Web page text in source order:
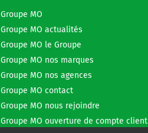
Groupe MO
Groupe MO actualités
Groupe MO le Groupe
Groupe MO nos marques
Groupe MO nos agences
Groupe MO contact
Groupe MO nous rejoindre
Groupe MO ouverture de compte client